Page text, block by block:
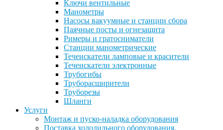
Ключи вентильные
Манометры
Насосы вакуумные и станции сбора
Паячные посты и огнезащита
Римеры и гратосниматели
Станции манометрические
Течеискатели ламповые и красители
Течеискатели электронные
Трубогибы
Труборасширители
Труборезы
Шланги
Услуги
Монтаж и пуско-наладка оборудования
Поставка холодильного оборудования,